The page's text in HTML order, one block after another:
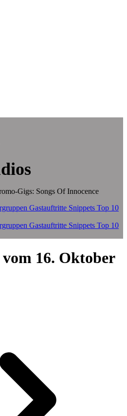
Gigs: Songs Of Innocence
Gastauftritte Snippets Top 10
Gastauftritte Snippets Top 10
16. Oktober